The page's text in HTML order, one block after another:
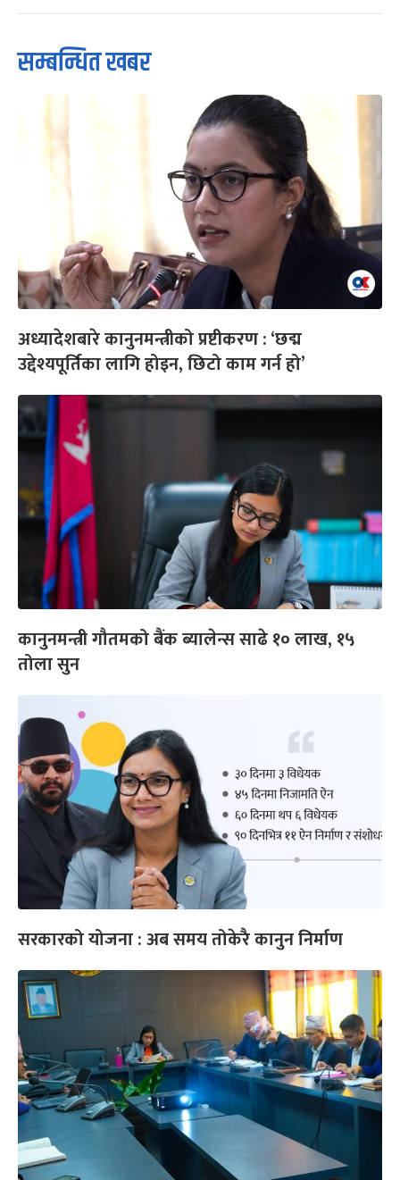
सम्बन्धित खबर
अध्यादेशबारे कानुनमन्त्रीको प्रष्टीकरण : ‘छद्म
उद्देश्यपूर्तिका लागि होइन, छिटो काम गर्न हो’
कानुनमन्त्री गौतमको बैंक ब्यालेन्स साढे १० लाख, १५
तोला सुन
सरकारको योजना : अब समय तोकेरै कानुन निर्माण